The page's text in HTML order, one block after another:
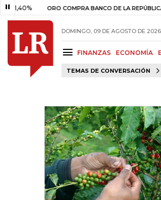
ORO COMPRA BANCO DE LA REPÚBLICA $
DOMINGO, 09 DE AGOSTO DE 2026
FINANZAS ECONOMÍA
TEMAS DE CONVERSACIÓN